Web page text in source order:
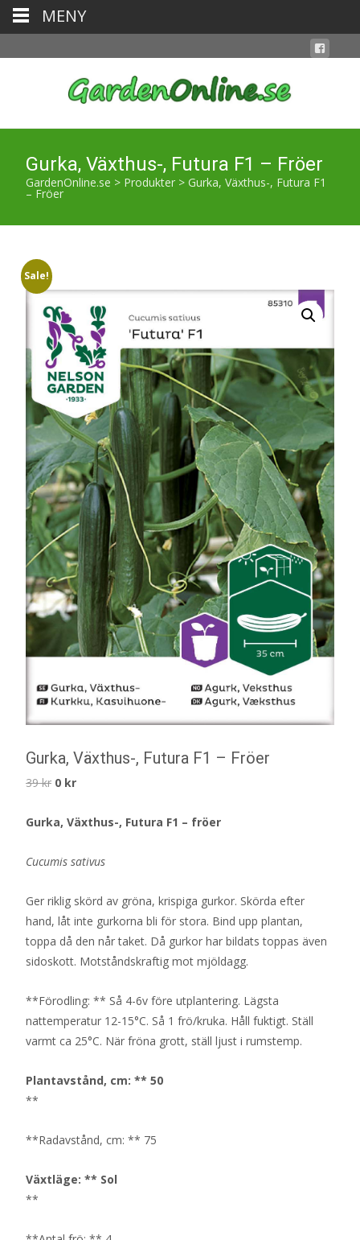
Gurka, Växthus-, Futura F1 – Fröer
GardenOnline.se > Produkter > Gurka, Växthus-, Futura F1
– Fröer
Sale!
Gurka, Växthus-, Futura F1 – Fröer
39kr Det
priset
39 kr.
0 krDet
priset
0 kr.
Gurka, Växthus-, Futura F1 – fröer
Cucumis sativus
Ger riklig skörd av gröna, krispiga gurkor. Skörda efter
hand, låt inte gurkorna bli för stora. Bind upp plantan,
toppa då den når taket. Då gurkor har bildats toppas även
sidoskott. Motståndskraftig mot mjöldagg.
**Förodling: ** Så 4-6v före utplantering. Lägsta
nattemperatur 12-15°C. Så 1 frö/kruka. Håll fuktigt. Ställ
varmt ca 25°C. När fröna grott, ställ ljust i rumstemp.
Plantavstånd, cm: ** 50
**
**Radavstånd, cm: ** 75
Växtläge: ** Sol
**
MENY